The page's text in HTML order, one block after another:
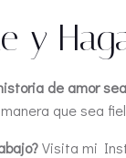
y
de amor
que sea
Visita mi